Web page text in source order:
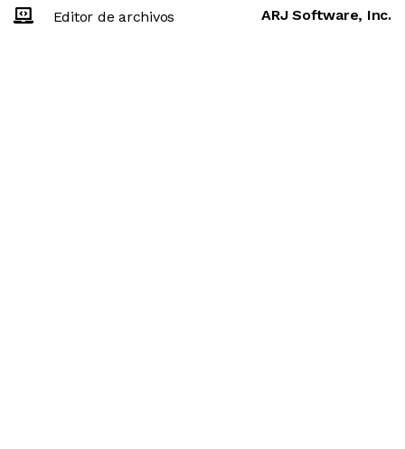
Editor de archivos ARJ Software, Inc.